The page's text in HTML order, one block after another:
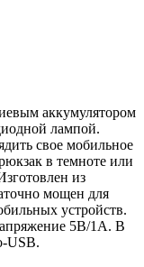
аккумулятором
лампой.
свое мобильное
в темноте или
из
мощен для
устройств.
5В/1А. В
USB.